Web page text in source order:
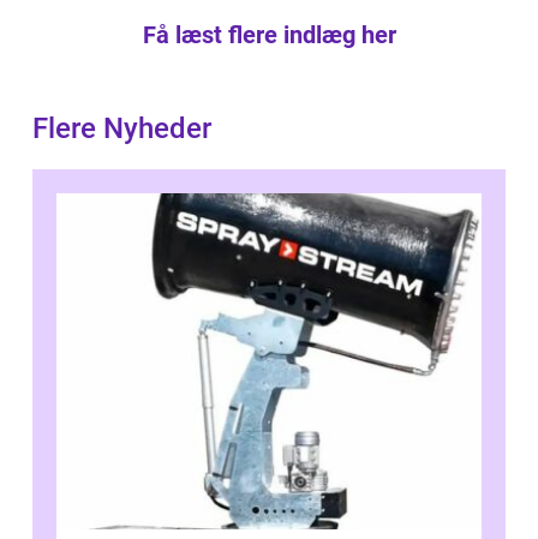
Få læst flere indlæg her
Flere Nyheder